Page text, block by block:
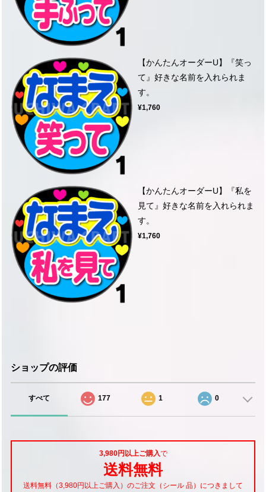
【かんたんオーダーU】『笑っ
て』好きな名前を入れられま
す。
¥1,760
【かんたんオーダーU】『私を
見て』好きな名前を入れられま
す。
¥1,760
ショップの評価
すべて 177 1 0
3,980円以上ご購入で
送料無料
送料無料（3,980円以上ご購入）のご注文（シール 品）につきまして